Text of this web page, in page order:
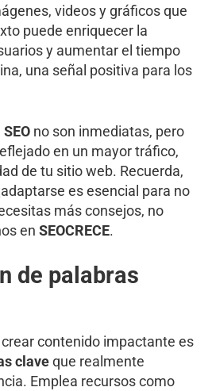
videos y gráficos que
puede enriquecer la
y aumentar el tiempo
una señal positiva para los
SEO no son inmediatas, pero
en un mayor tráfico,
de tu sitio web. Recuerda,
es esencial para no
más consejos, no
en SEOCRECE.
de palabras
contenido impactante es
claveque realmente
Emplea recursos como